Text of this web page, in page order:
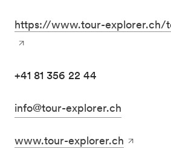
https://www.tour-explorer.ch/
+41 81 356 22 44
info@tour-explorer.ch
www.tour-explorer.ch